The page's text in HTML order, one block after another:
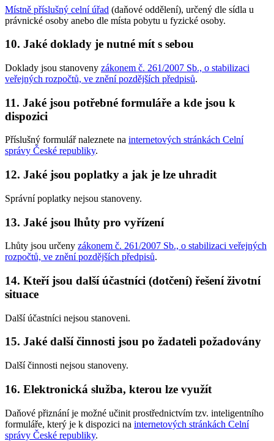
Místně příslušný celní úřad (daňové oddělení), určený dle sídla u
právnické osoby anebo dle místa pobytu u fyzické osoby.
10. Jaké doklady je nutné mít s sebou
Doklady jsou stanoveny zákonem č. 261/2007 Sb., o stabilizaci
veřejných rozpočtů, ve znění pozdějších předpisů.
11. Jaké jsou potřebné formuláře a kde jsou k
dispozici
Příslušný formulář naleznete na internetových stránkách Celní
správy České republiky.
12. Jaké jsou poplatky a jak je lze uhradit
Správní poplatky nejsou stanoveny.
13. Jaké jsou lhůty pro vyřízení
Lhůty jsou určeny zákonem č. 261/2007 Sb., o stabilizaci veřejných
rozpočtů, ve znění pozdějších předpisů.
14. Kteří jsou další účastníci (dotčení) řešení životní
situace
Další účastníci nejsou stanoveni.
15. Jaké další činnosti jsou po žadateli požadovány
Další činnosti nejsou stanoveny.
16. Elektronická služba, kterou lze využít
Daňové přiznání je možné učinit prostřednictvím tzv. inteligentního
formuláře, který je k dispozici na internetových stránkách Celní
správy České republiky.